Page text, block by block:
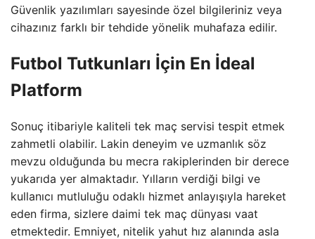
Güvenlik yazılımları sayesinde özel bilgileriniz veya
cihazınız farklı bir tehdide yönelik muhafaza edilir.
Futbol Tutkunları İçin En İdeal
Platform
Sonuç itibariyle kaliteli tek maç servisi tespit etmek
zahmetli olabilir. Lakin deneyim ve uzmanlık söz
mevzu olduğunda bu mecra rakiplerinden bir derece
yukarıda yer almaktadır. Yılların verdiği bilgi ve
kullanıcı mutluluğu odaklı hizmet anlayışıyla hareket
eden firma, sizlere daimi tek maç dünyası vaat
etmektedir. Emniyet, nitelik yahut hız alanında asla